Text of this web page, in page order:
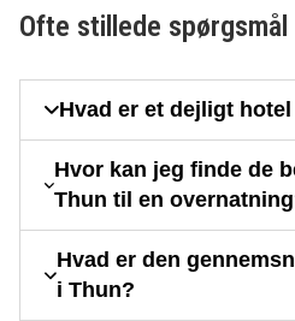
Ofte stillede spørgsmål
Hvad er et dejligt
Hvor kan jeg finde de
Thun til en
Hvad er den
i Thun?